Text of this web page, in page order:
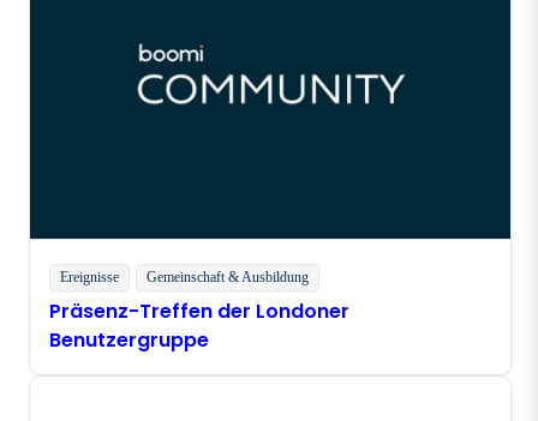
Ereignisse Gemeinschaft & Ausbildung
Präsenz-Treffen der Londoner
Benutzergruppe